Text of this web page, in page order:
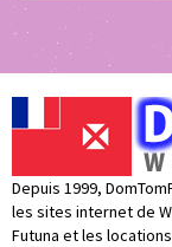
Depuis 1999,
les sites internet de
Futuna et les